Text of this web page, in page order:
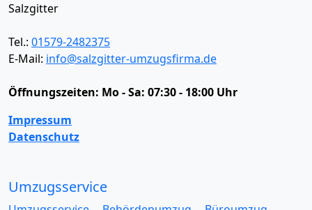
Salzgitter
Tel.: 01579-2482375
E-Mail: info@salzgitter-umzugsfirma.de
Öffnungszeiten: Mo - Sa: 07:30 - 18:00 Uhr
Impressum
Datenschutz
Umzugsservice